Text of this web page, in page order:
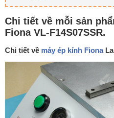
Chi tiết về mỗi sản
Fiona VL-F14S07SSR.
Chi tiết về máy ép kính Fiona